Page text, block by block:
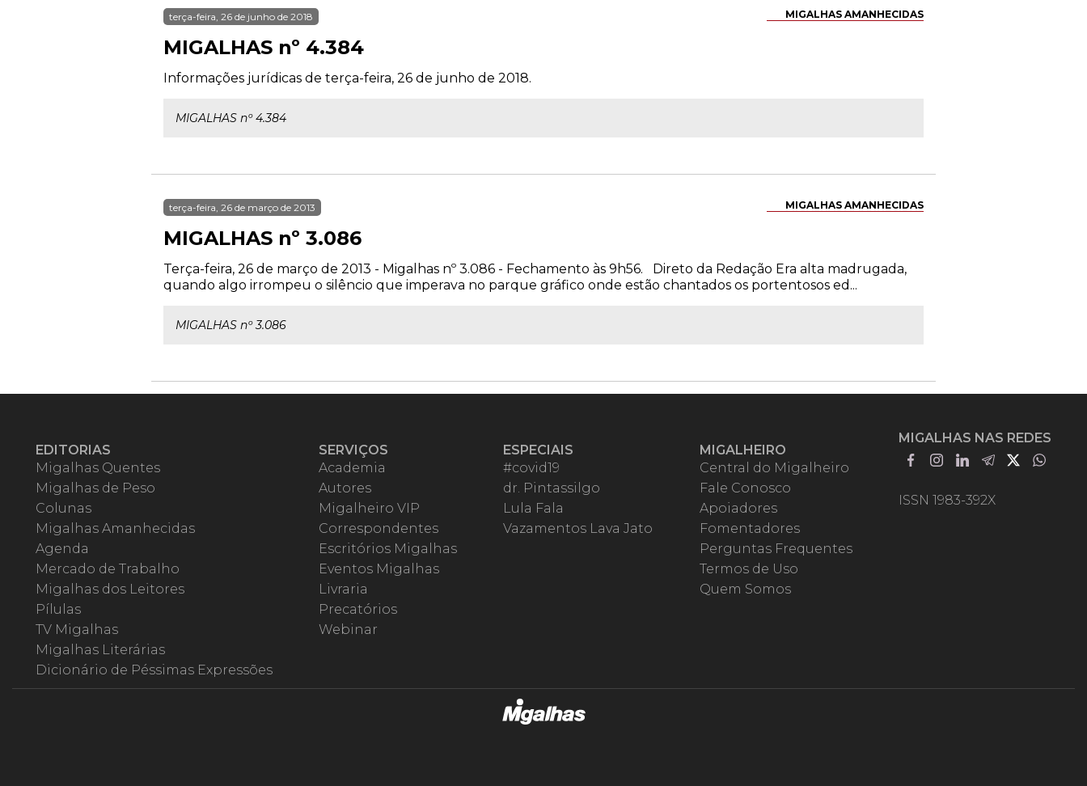
MIGALHAS AMANHECIDAS
terça-feira, 26 de junho de 2018
MIGALHAS nº 4.384
Informações jurídicas de terça-feira, 26 de junho de 2018.
MIGALHAS nº 4.384
MIGALHAS AMANHECIDAS
terça-feira, 26 de março de 2013
MIGALHAS nº 3.086
Terça-feira, 26 de março de 2013 - Migalhas nº 3.086 - Fechamento às 9h56. Direto da Redação Era alta madrugada,
quando algo irrompeu o silêncio que imperava no parque gráfico onde estão chantados os portentosos ed...
MIGALHAS nº 3.086
EDITORIAS
Migalhas Quentes
Migalhas de Peso
Colunas
Migalhas Amanhecidas
Agenda
Mercado de Trabalho
Migalhas dos Leitores
Pílulas
TV Migalhas
Migalhas Literárias
Dicionário de Péssimas Expressões
SERVIÇOS
Academia
Autores
Migalheiro VIP
Correspondentes
Escritórios Migalhas
Eventos Migalhas
Livraria
Precatórios
Webinar
ESPECIAIS
#covid19
dr. Pintassilgo
Lula Fala
Vazamentos Lava Jato
MIGALHEIRO
Central do Migalheiro
Fale Conosco
Apoiadores
Fomentadores
Perguntas Frequentes
Termos de Uso
Quem Somos
MIGALHAS NAS REDES
ISSN 1983-392X